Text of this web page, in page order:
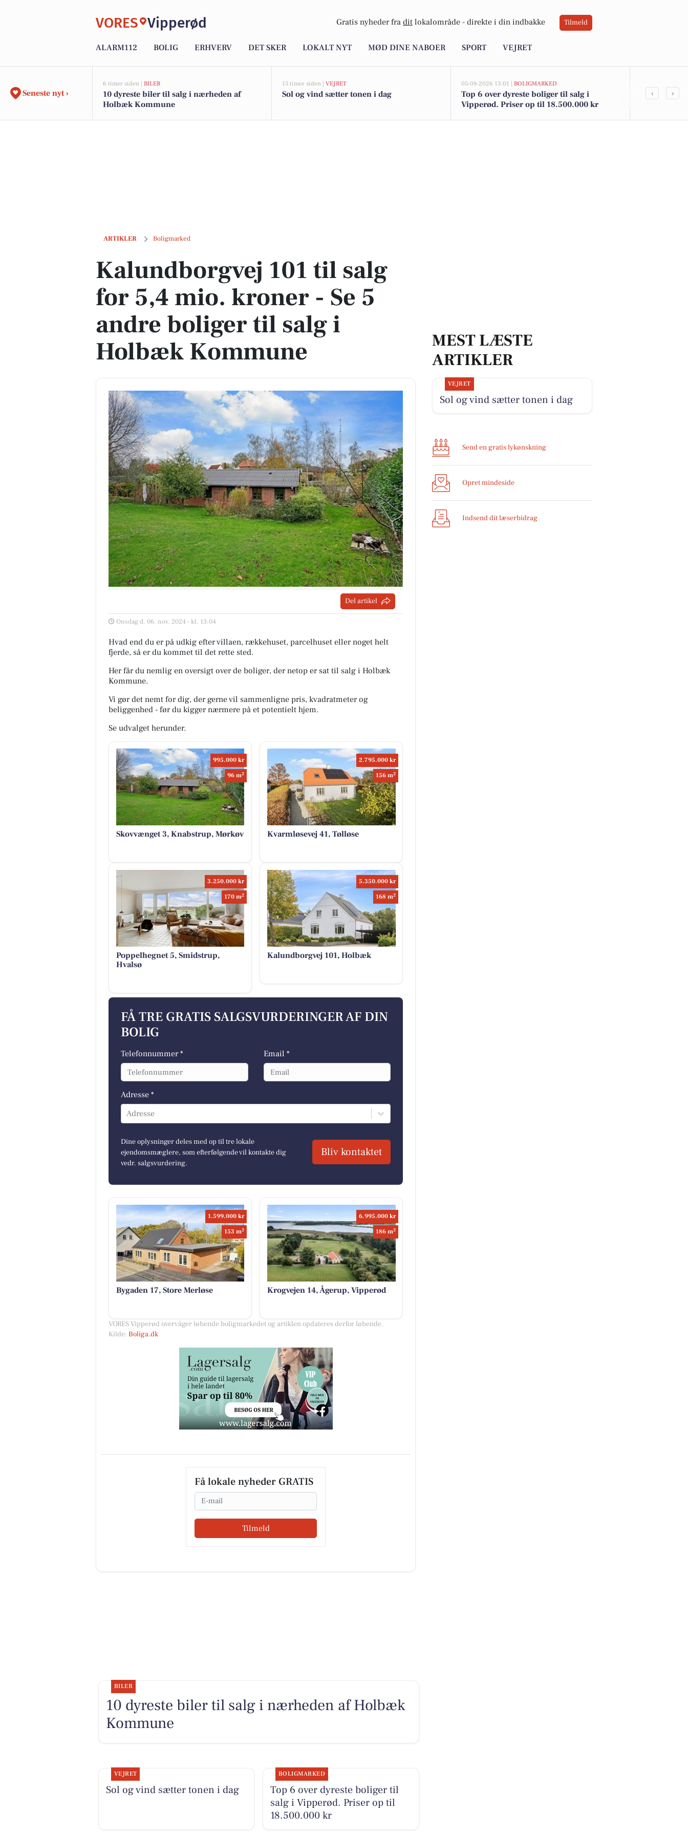
VORES Vipperød Gratis nyheder fra dit lokalområde - direkte i din indbakke Tilmeld
ALARM112 BOLIG ERHVERV DET SKER LOKALT NYT MØD DINE NABOER SPORT VEJRET
Seneste nyt ›
6 timer siden | BILER
10 dyreste biler til salg i nærheden af
Holbæk Kommune
15 timer siden | VEJRET
Sol og vind sætter tonen i dag
05-08-2026 13:01 | BOLIGMARKED
Top 6 over dyreste boliger til salg i
Vipperød. Priser op til 18.500.000 kr
Indbrud
‹ ›
ARTIKLER Boligmarked
Kalundborgvej 101 til salg for 5,4 mio. kroner - Se 5 andre boliger til salg i Holbæk Kommune
Kalundborgvej 101 til salg
for 5,4 mio. kroner - Se 5
andre boliger til salg i
Holbæk Kommune
Del artikel
Onsdag d. 06. nov. 2024 - kl. 13:04
Hvad end du er på udkig efter villaen, rækkehuset, parcelhuset eller noget helt
fjerde, så er du kommet til det rette sted.
Her får du nemlig en oversigt over de boliger, der netop er sat til salg i Holbæk
Kommune.
Vi gør det nemt for dig, der gerne vil sammenligne pris, kvadratmeter og
beliggenhed - før du kigger nærmere på et potentielt hjem.
Se udvalget herunder.
995.000 kr
96 m2
Skovvænget 3, Knabstrup, Mørkøv
2.795.000 kr
156 m2
Kvarmløsevej 41, Tølløse
3.250.000 kr
170 m2
Poppelhegnet 5, Smidstrup,
Hvalsø
5.350.000 kr
168 m2
Kalundborgvej 101, Holbæk
FÅ TRE GRATIS SALGSVURDERINGER AF DIN
BOLIG
Telefonnummer * Email *
Adresse *
Adresse
Dine oplysninger deles med op til tre lokale
ejendomsmæglere, som efterfølgende vil kontakte dig
vedr. salgsvurdering.
Bliv kontaktet
1.599.000 kr
153 m2
Bygaden 17, Store Merløse
6.995.000 kr
186 m2
Krogvejen 14, Ågerup, Vipperød
VORES Vipperød overvåger løbende boligmarkedet og artiklen opdateres derfor løbende.
Kilde: Boliga.dk
Få lokale nyheder GRATIS
Email
Tilmeld
MEST LÆSTE
ARTIKLER
VEJRET
Sol og vind sætter tonen i dag
Send en gratis lykønskning
Opret mindeside
Indsend dit læserbidrag
BILER
10 dyreste biler til salg i nærheden af Holbæk
Kommune
VEJRET
Sol og vind sætter tonen i dag
BOLIGMARKED
Top 6 over dyreste boliger til
salg i Vipperød. Priser op til
18.500.000 kr